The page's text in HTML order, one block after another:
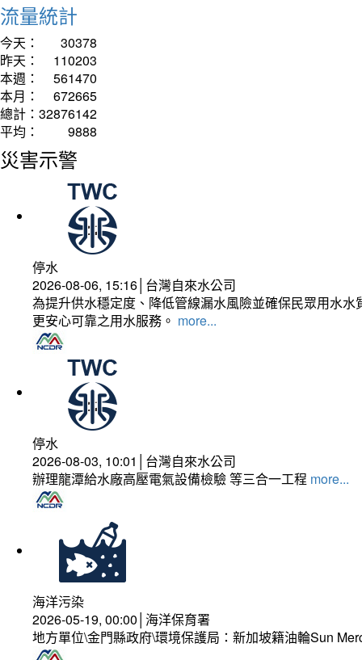
流量統計
今天：
30378
昨天：
110203
本週：
561470
本月：
672665
總計： 32876142
平均：
9888
災害示警
停水
2026-08-06, 15:16│台灣自來水公司
為提升供水穩定度、降低管線漏水風險並確保民眾用水
更安心可靠之用水服務。 more...
停水
2026-08-03, 10:01│台灣自來水公司
辦理龍潭給水廠高壓電氣設備檢驗 等三合一工程 more...
海洋污染
2026-05-19, 00:00│海洋保育署
地方單位\金門縣政府\環境保護局：新加坡籍油輪Sun